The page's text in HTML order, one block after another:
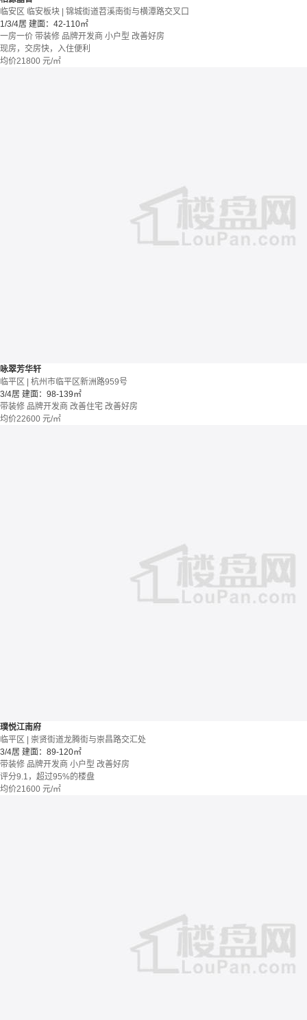
临安区 临安板块 | 锦城街道苕溪南街与横潭路交叉口
1/3/4居 建面：42-110㎡
一房一价 带装修 品牌开发商 小户型 改善好房
现房，交房快，入住便利
均价21800 元/㎡
咏翠芳华轩
临平区 | 杭州市临平区新洲路959号
3/4居 建面：98-139㎡
带装修 品牌开发商 改善住宅 改善好房
均价22600 元/㎡
璞悦江南府
临平区 | 崇贤街道龙腾街与崇昌路交汇处
3/4居 建面：89-120㎡
带装修 品牌开发商 小户型 改善好房
评分9.1，超过95%的楼盘
均价21600 元/㎡